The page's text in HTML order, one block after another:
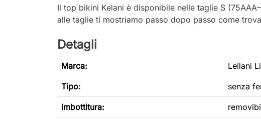
Il top bikini Kelani è disponibile nelle taglie S
alle taglie ti mostriamo passo dopo passo come
Detagli
Marca: Leilani
Tipo: senza
Imbottitura: